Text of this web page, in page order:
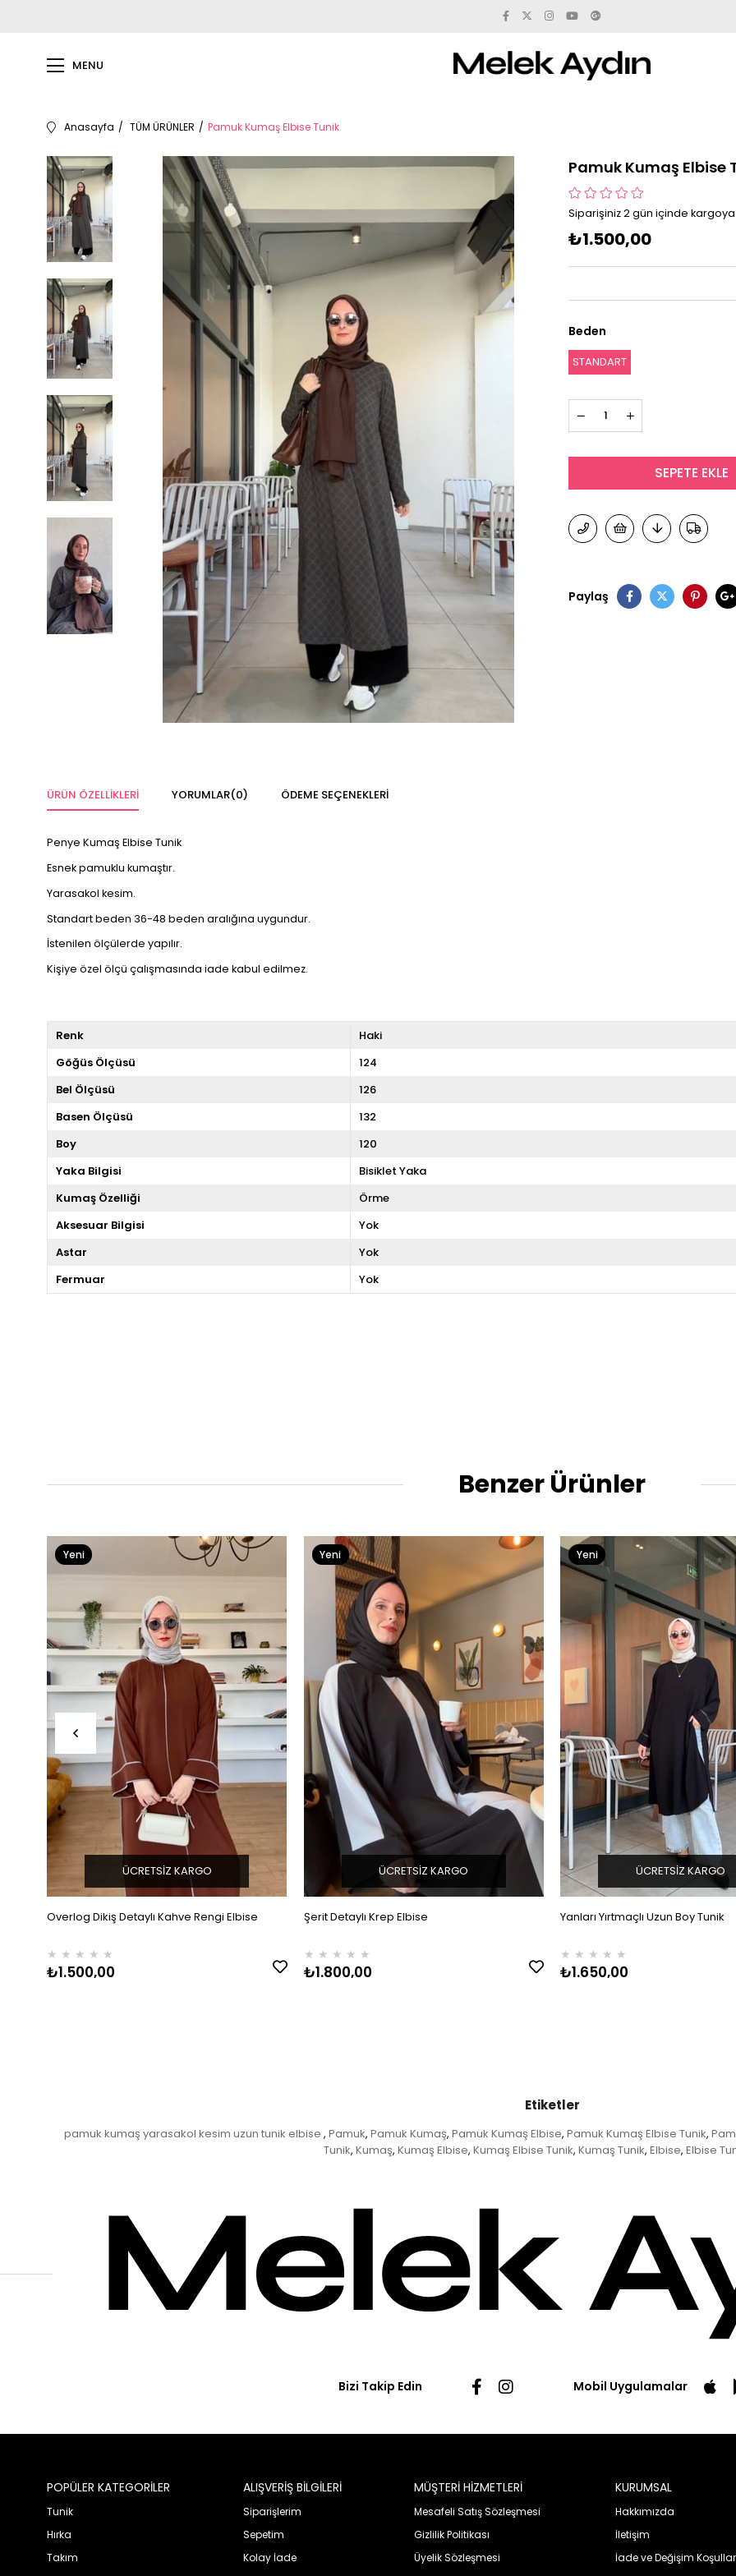
MENU
Anasayfa TÜM ÜRÜNLER Pamuk Kumaş Elbise Tunik
Pamuk Kumaş Elbise
Siparişiniz 2 gün içinde
₺1.500,00
Beden
STANDART
Paylaş
ÜRÜN ÖZELLIKLERI YORUMLAR(0) ÖDEME SEÇENEKLERI
Penye Kumaş Elbise Tunik
Esnek pamuklu kumaştır.
Yarasakol kesim.
Standart beden 36-48 beden aralığına uygundur.
İstenilen ölçülerde yapılır.
Kişiye özel ölçü çalışmasında iade kabul edilmez.
Renk
Haki
Göğüs Ölçüsü
124
Bel Ölçüsü
126
Basen Ölçüsü
132
Boy
120
Yaka Bilgisi
Bisiklet Yaka
Kumaş Özelliği
Örme
Aksesuar Bilgisi
Yok
Astar
Yok
Fermuar
Yok
Benzer Ürünler
Overlog Dikiş Detaylı Kahve Rengi Elbise
★ ★ ★ ★ ★
₺1.500,00
ÜCRETSIZ KARGO
Yeni
Ürün
Şerit Detaylı Krep Elbise
★ ★ ★ ★ ★
₺1.800,00
ÜCRETSIZ KARGO
Yeni
Ürün
Yanları Yırtmaçlı Uzun Boy Tunik
★ ★ ★ ★ ★
₺1.650,00
ÜCRETSIZ KARGO
Yeni
Ürün
Etiketler
pamuk kumaş yarasakol kesim uzun tunik elbise , Pamuk, Pamuk Kumaş, Pamuk Kumaş Elbise, Pamuk Kumaş Elbise Tunik,
Tunik, Kumaş, Kumaş Elbise, Kumaş Elbise Tunik, Kumaş Tunik, Elbise, Elbise
Bizi Takip Edin Mobil Uygulamalar
POPÜLER KATEGORİLER
Tunik
Hırka
Takım
ALIŞVERİŞ BİLGİLERİ
Siparişlerim
Sepetim
Kolay İade
MÜŞTERİ HİZMETLERİ
Mesafeli Satış Sözleşmesi
Gizlilik Politikası
Üyelik Sözleşmesi
KURUMSAL
Hakkımızda
İletişim
İade ve Değişim